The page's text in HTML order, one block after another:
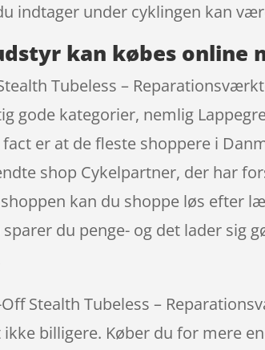
indtager under cyklingen kan
kan købes online
Tubeless –
gode kategorier, nemlig
fact er at de fleste shoppere i
shop Cykelpartner, der har
kan du shoppe løs efter
du penge- og det lader sig
Stealth Tubeless –
billigere. Køber du for mere